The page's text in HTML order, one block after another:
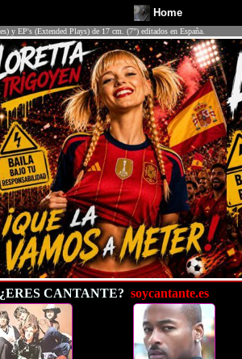
Home
y EP's (Extended Plays) de 17 cm. (7") editados en España.
¿ERES CANTANTE? soycantante.es